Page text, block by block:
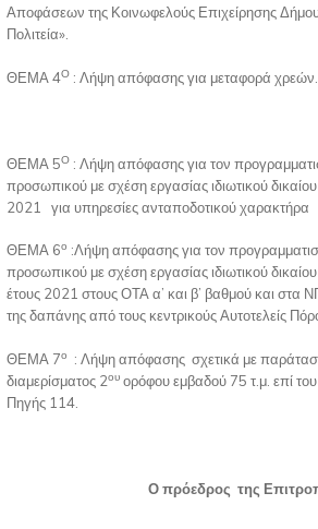
Αποφάσεων της Κοινωφελούς Επιχείρησης
Πολιτεία».
ΘΕΜΑ 4Ο: Λήψη απόφασης για μεταφορά χρεών.
ΘΕΜΑ 5Ο : Λήψη απόφασης για τον
προσωπικού με σχέση εργασίας ιδιωτικού
2021 για υπηρεσίες ανταποδοτικού χαρακτήρα
ΘΕΜΑ 6ο :Λήψη απόφασης για τον
προσωπικού με σχέση εργασίας ιδιωτικού
έτους 2021 στους ΟΤΑ α’ και β’ βαθμού και στα
της δαπάνης από τους κεντρικούς Αυτοτελείς
ΘΕΜΑ 7ο
: Λήψη απόφασης σχετικά με
διαμερίσματος 2ουορόφου εμβαδού 75 τ.μ. επί
Πηγής 114.
Ο πρόεδρος της